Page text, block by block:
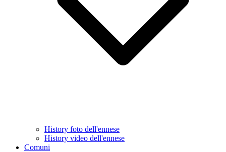
History foto dell'ennese
History video dell'ennese
Comuni